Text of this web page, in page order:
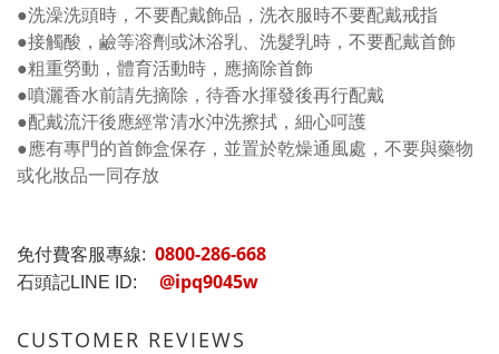
●洗澡洗頭時，不要配戴飾品，洗衣服時不要配戴戒指
●接觸酸，鹼等溶劑或沐浴乳、洗髮乳時，不要配戴首飾
●粗重勞動，體育活動時，應摘除首飾
●噴灑香水前請先摘除，待香水揮發後再行配戴
●配戴流汗後應經常清水沖洗擦拭，細心呵護
●應有專門的首飾盒保存，並置於乾燥通風處，不要與藥物
或化妝品一同存放
免付費客服專線: 0800-286-668
石頭記LINE ID: @ipq9045w
CUSTOMER REVIEWS